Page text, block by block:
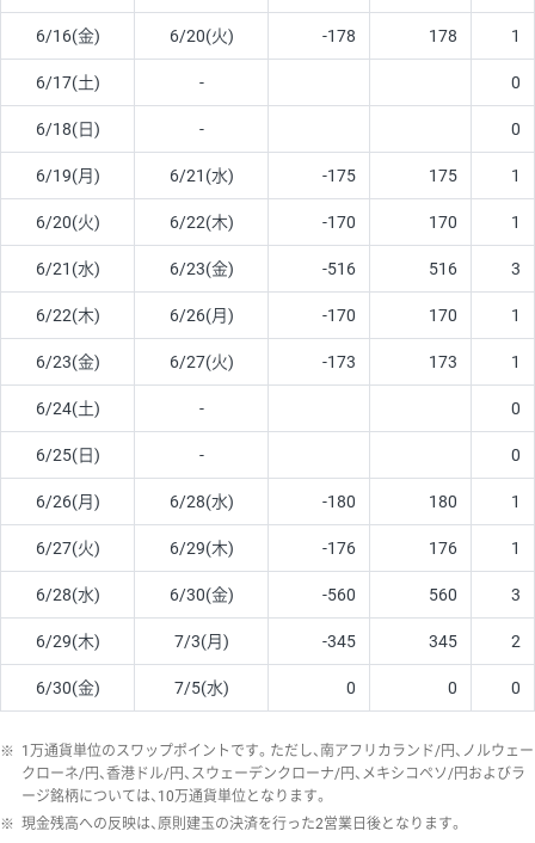
6/16(金) 6/20(火) -178 178 1
6/17(土) - 0
6/18(日) - 0
6/19(月) 6/21(水) -175 175 1
6/20(火) 6/22(木) -170 170 1
6/21(水) 6/23(金) -516 516 3
6/22(木) 6/26(月) -170 170 1
6/23(金) 6/27(火) -173 173 1
6/24(土) - 0
6/25(日) - 0
6/26(月) 6/28(水) -180 180 1
6/27(火) 6/29(木) -176 176 1
6/28(水) 6/30(金) -560 560 3
6/29(木) 7/3(月) -345 345 2
6/30(金) 7/5(水) 0 0 0
※ 1万通貨単位のスワップポイントです。ただし、南アフリカランド/円、ノルウェー
クローネ/円、香港ドル/円、スウェーデンクローナ/円、メキシコペソ/円およびラ
ージ銘柄については、10万通貨単位となります。
※ 現金残高への反映は、原則建玉の決済を行った2営業日後となります。